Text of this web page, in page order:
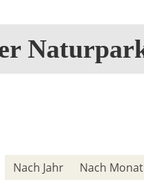
Nach Jahr Nach Monat